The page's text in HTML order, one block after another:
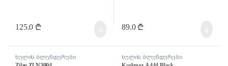
125.0 ₾ 89.0₾
ხელის ბლენდერები ხელის ბლენდერები